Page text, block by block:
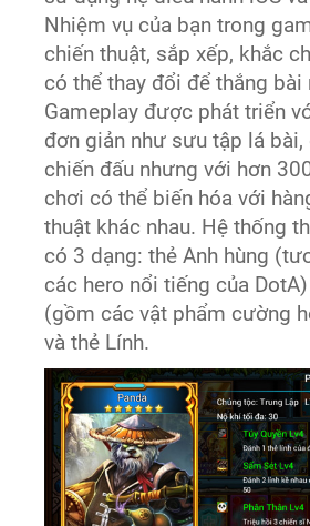
Nhiệm vụ của bạn trong
chiến thuật, sắp xếp, khắc
có thể thay đổi để thắng bài
Gameplay được phát triển
đơn giản như sưu tập lá bài,
chiến đấu nhưng với hơn
chơi có thể biến hóa với
thuật khác nhau. Hệ thống
có 3 dạng: thẻ Anh hùng
các hero nổi tiếng của
(gồm các vật phẩm cường
và thẻ Lính.